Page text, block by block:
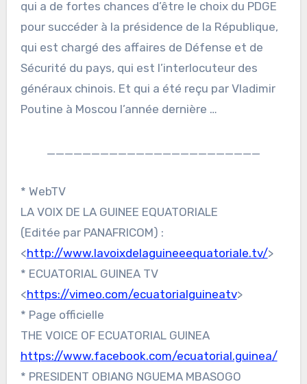
qui a de fortes chances d’être le choix du PDGE
pour succéder à la présidence de la République,
qui est chargé des affaires de Défense et de
Sécurité du pays, qui est l’interlocuteur des
généraux chinois. Et qui a été reçu par Vladimir
Poutine à Moscou l’année dernière …
* WebTV
LA VOIX DE LA GUINEE EQUATORIALE
(Editée par PANAFRICOM) :
<http://www.lavoixdelaguineeequatoriale.tv/>
* ECUATORIAL GUINEA TV
<https://vimeo.com/ecuatorialguineatv>
* Page officielle
THE VOICE OF ECUATORIAL GUINEA
https://www.facebook.com/ecuatorial.guinea/
* PRESIDENT OBIANG NGUEMA MBASOGO